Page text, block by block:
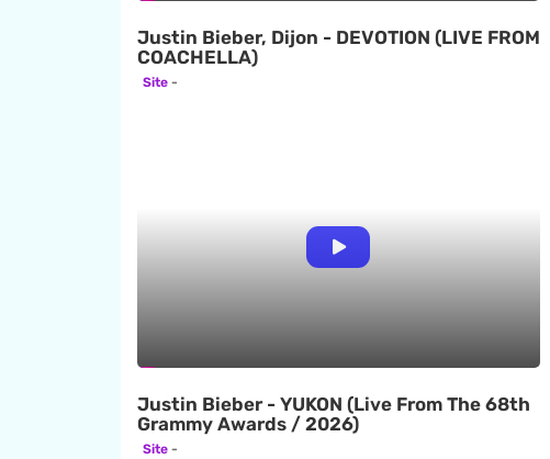
Justin Bieber, Dijon - DEVOTION (LIVE FROM
COACHELLA)
Site
Justin Bieber - YUKON (Live From The 68th
Grammy Awards / 2026)
Site